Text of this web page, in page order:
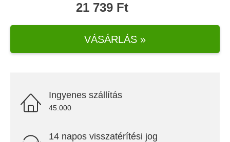
21 739 Ft
VÁSÁRLÁS »
Ingyenes szállítás
45.000
14 napos visszatérítési jog